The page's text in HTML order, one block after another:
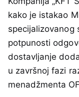
kako je istakao
specijalizovanog
potpunosti
dostavljanje
u završnoj fazi
menadžmenta